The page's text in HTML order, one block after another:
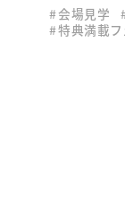
会場見学
特典満載